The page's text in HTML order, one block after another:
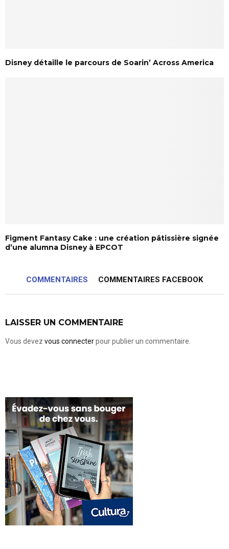
Disney détaille le parcours de Soarin’ Across America
Figment Fantasy Cake : une création pâtissière signée
d’une alumna Disney à EPCOT
COMMENTAIRES COMMENTAIRES FACEBOOK
LAISSER UN COMMENTAIRE
Vous devez vous connecterpour publier un commentaire.